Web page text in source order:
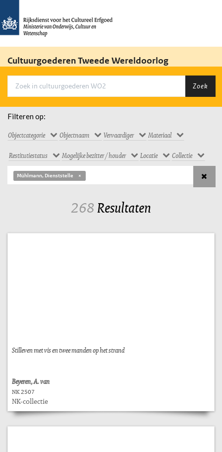
Cultuurgoederen Tweede Wereldoorlog
Zoek
Filteren op:
Objectcategorie Objectnaam Vervaardiger Materiaal
Restitutiestatus Mogelijke bezitter / houder Locatie Collectie
Mühlmann, Dienststelle
268Resultaten
Stilleven met vis en twee manden op het strand
Beyeren, A. van
NK 2507
NK-collectie